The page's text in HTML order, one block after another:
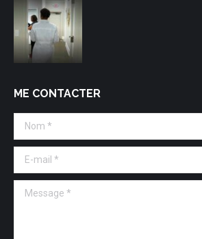
ME CONTACTER
Nom *
E-mail *
Message *